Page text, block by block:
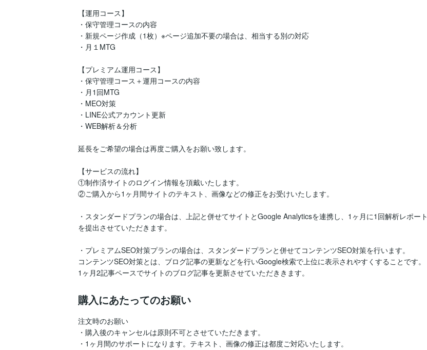
【運用コース】
・保守管理コースの内容
・新規ページ作成（1枚）※ページ追加不要の場合は、相当する別の対応
・月１MTG
【プレミアム運用コース】
・保守管理コース＋運用コースの内容
・月1回MTG
・MEO対策
・LINE公式アカウント更新
・WEB解析＆分析
延長をご希望の場合は再度ご購入をお願い致します。
【サービスの流れ】
①制作済サイトのログイン情報を頂戴いたします。
②ご購入から1ヶ月間サイトのテキスト、画像などの修正をお受けいたします。
・スタンダードプランの場合は、上記と併せてサイトとGoogle Analyticsを連携し、1ヶ月に1回解析レポート
を提出させていただきます。
・プレミアムSEO対策プランの場合は、スタンダードプランと併せてコンテンツSEO対策を行います。
コンテンツSEO対策とは、ブログ記事の更新などを行いGoogle検索で上位に表示されやすくすることです。
1ヶ月2記事ペースでサイトのブログ記事を更新させていただききます。
購入にあたってのお願い
注文時のお願い
・購入後のキャンセルは原則不可とさせていただきます。
・1ヶ月間のサポートになります。テキスト、画像の修正は都度ご対応いたします。